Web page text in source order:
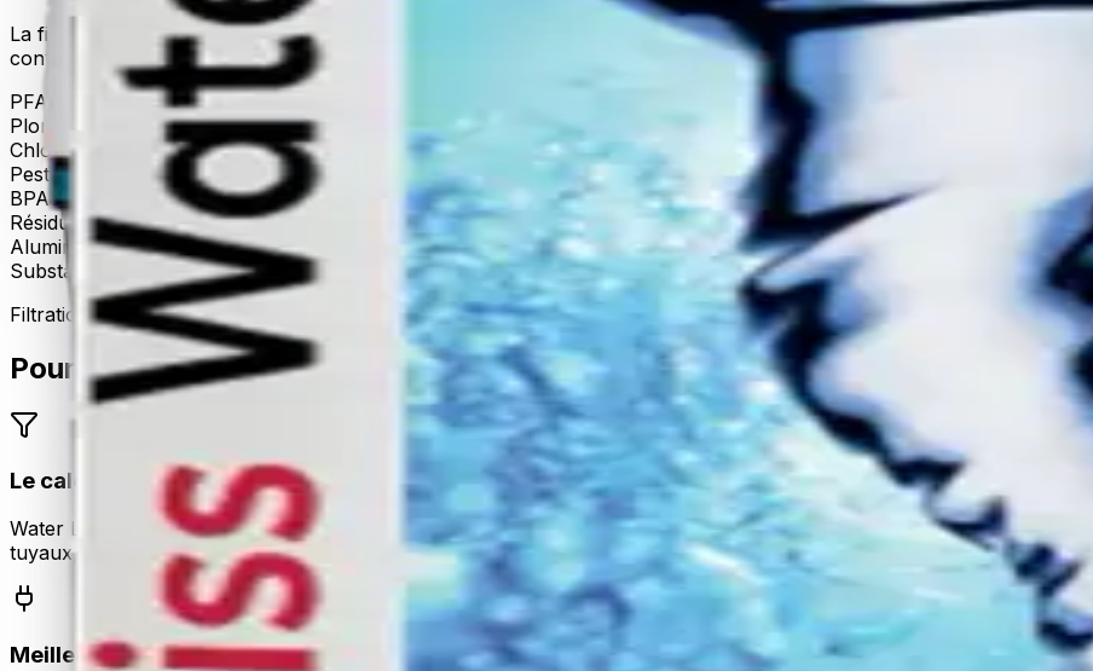
La filtration est assurée par la Swiss Water Cartridge — testée de manière indépendante à l'ETH Zurich University.
contaminants :
PFAS (polluants éternels)
Plomb & métaux lourdsJusqu'à 99,98 %
Chlore≥ 99 %
Pesticides & herbicides
97–99 %
BPA97,87 %
Résidus médicamenteux95–99 %
Aluminium≥ 97 %
Substances radioactivesConfirmé en laboratoire
Filtration sélective : les contaminants sortent, le calcium et le magnésium restent.
Pourquoi choisir Complete Set
Le calcaire cesse d'adhérer
Water LIME convertit la Calcite dure en Aragonite non adhésive grâce à des aimants permanents. Sans sel, sans
tuyaux, chauffe-eau, bouilloires et pommeaux de douche.
Meilleur goût, peau plus douce